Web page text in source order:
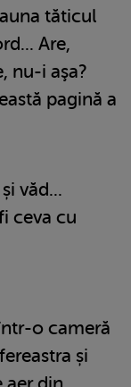
tăticul
Are,
nu-i aşa?
pagină a
văd...
ceva cu
o cameră
și